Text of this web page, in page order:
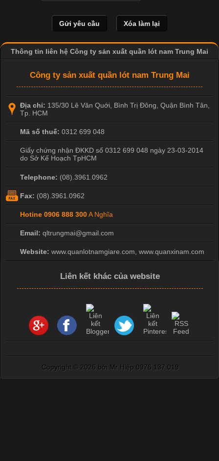
hình ảnh sắc nét và bền màu. Đặc biệt, kỹ thuật này được ứng
dụng rộng rãi trong sản xuất áo thun, đồ thể thao
Thông tin liên hệ Công ty sản xuất quần lót nam Trung Mai
Công ty sản xuất quần lót nam Trung Mai
Địa chỉ: 135/30 Lê Văn Quới, Bình Trị Đông Quận Bình Tân
Tp. HCM
Mã số thuế: 0312 699 048
Giấy chứng nhận ĐKKD số 0312 699 048 ngày 23-03-2014
do Sở Kế Hoạch TpHCM
Telephone: (08).3961.0962
Fax: (08).3961.0962
Hotine 0906 888 300A Nghĩa
Email: qltrungmai@gmail.com
Website: www.quanlotnamgiare.com, www.quanxinam.com
Liên kết khác của website
Copyright © 2026 bởi Mr Hiệp 0976.137.019